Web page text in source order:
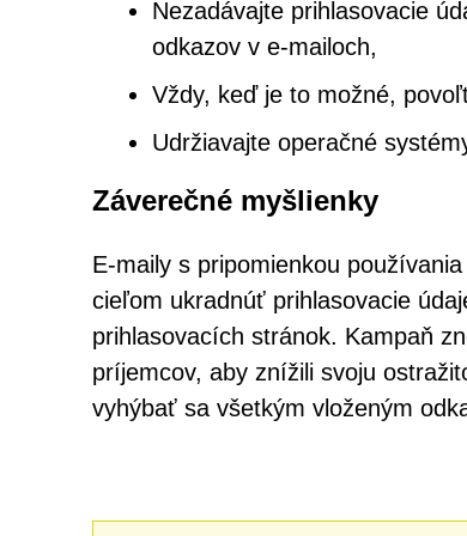
Nezadávajte prihlasovacie
odkazov v e-mailoch,
Vždy, keď je to možné,
Udržiavajte operačné
Záverečné myšlienky
E-maily s pripomienkou
cieľom ukradnúť prihlasovacie
prihlasovacích stránok. Kampaň
príjemcov, aby znížili svoju
vyhýbať sa všetkým vloženým